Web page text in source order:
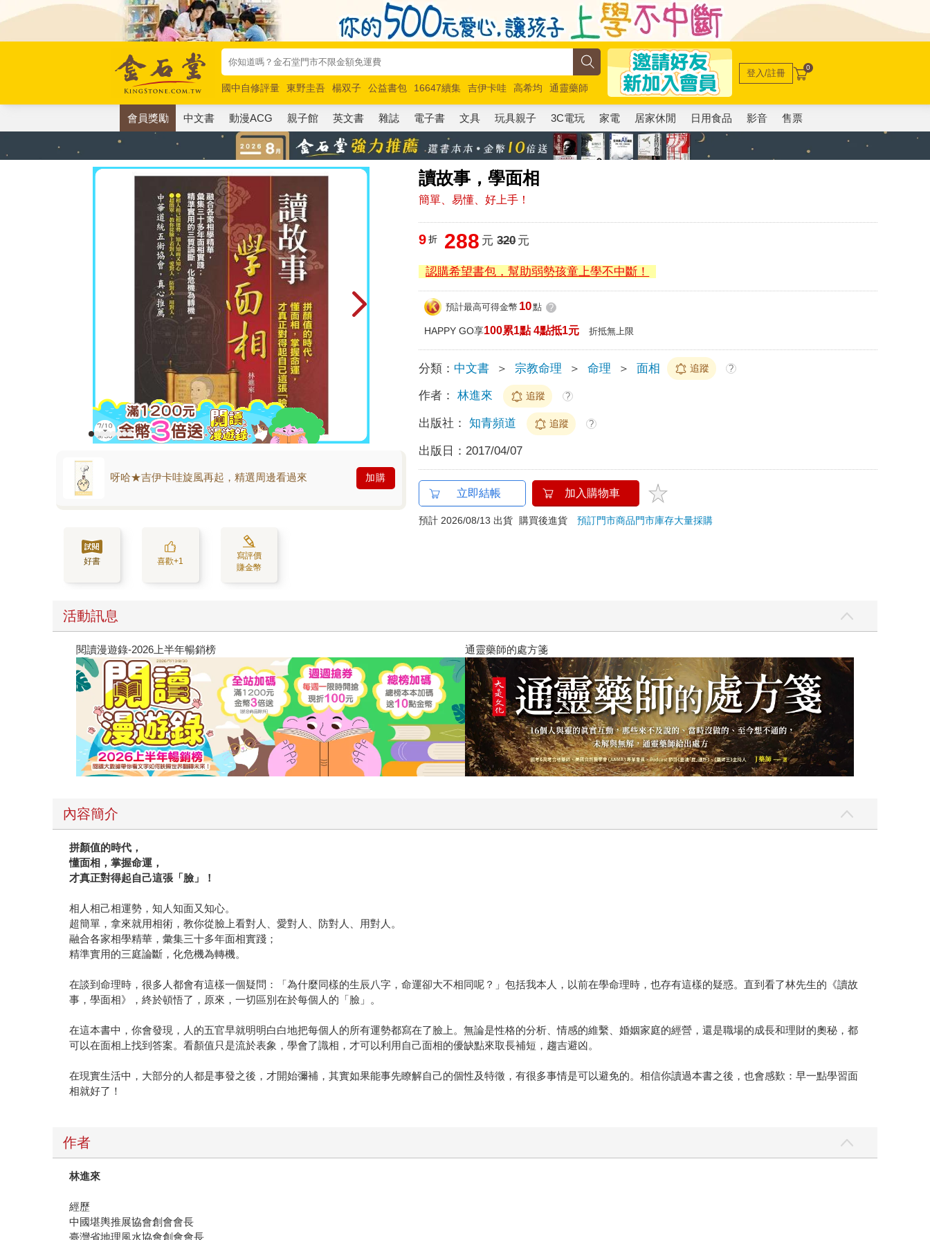
國中自修評量 東野圭吾 楊双子 公益書包 16647續集 吉伊卡哇 高希均
通靈藥師
唯紅花綻放
奧德賽 路邊攤新作 馬斯克 玩具總動員5 超慢跑
登入/註冊 0
會員獎勵 中文書 動漫ACG 親子館 英文書 雜誌 電子書 文具 玩具親子 3C電玩 家電 居家休閒 日用食品 影音 售票
讀故事，學面相
簡單、易懂、好上手！
呀哈★吉伊卡哇旋風再起，精選周邊看過來 加購
好書 喜歡+1
寫評價
賺金幣
9 折 288 元 320元
認購希望書包，幫助弱勢孩童上學不中斷！
預計最高可得金幣 10點 ?
HAPPY GO享100累1點 4點抵1元 折抵無上限
分類： 中文書 ＞ 宗教命理 ＞ 命理 ＞ 面相 追蹤 ?
作者： 林進來 追蹤 ?
出版社： 知青頻道 追蹤 ?
出版日： 2017/04/07
立即結帳 加入購物車
預計 2026/08/13 出貨 購買後進貨預訂門市商品門市庫存大量採購
活動訊息
閱讀漫遊錄-2026上半年暢銷榜 通靈藥師的處方箋
內容簡介
拼顏值的時代，
懂面相，掌握命運，
才真正對得起自己這張「臉」！
相人相己相運勢，知人知面又知心。
超簡單，拿來就用相術，教你從臉上看對人、愛對人、防對人、用對人。
融合各家相學精華，彙集三十多年面相實踐；
精準實用的三庭論斷，化危機為轉機。
在談到命理時，很多人都會有這樣一個疑問：「為什麼同樣的生辰八字，命運卻大不相同呢？」包括我本人，以前在學命理時，也存有這樣的疑惑。直到看了林先生的《讀故
事，學面相》，終於頓悟了，原來，一切區別在於每個人的「臉」。
在這本書中，你會發現，人的五官早就明明白白地把每個人的所有運勢都寫在了臉上。無論是性格的分析、情感的維繫、婚姻家庭的經營，還是職場的成長和理財的奧秘，都
可以在面相上找到答案。看顏值只是流於表象，學會了識相，才可以利用自己面相的優缺點來取長補短，趨吉避凶。
在現實生活中，大部分的人都是事發之後，才開始彌補，其實如果能事先瞭解自己的個性及特徵，有很多事情是可以避免的。相信你讀過本書之後，也會感歎：早一點學習面
相就好了！
作者
林進來
經歷
中國堪輿推展協會創會會長
臺灣省地理風水協會創會會長